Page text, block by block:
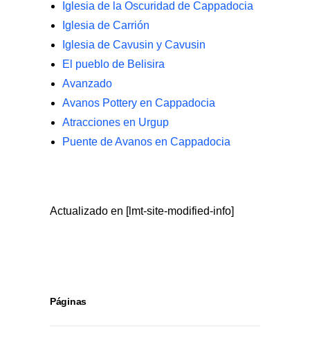
Iglesia de la Oscuridad de Cappadocia
Iglesia de Carrión
Iglesia de Cavusin y Cavusin
El pueblo de Belisira
Avanzado
Avanos Pottery en Cappadocia
Atracciones en Urgup
Puente de Avanos en Cappadocia
Actualizado en [lmt-site-modified-info]
Páginas